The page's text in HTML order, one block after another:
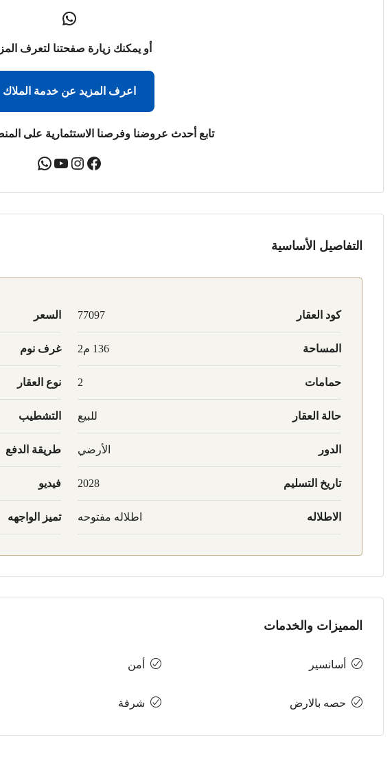
أو يمكنك زيارة صفحتنا لتعرف
اعرف المزيد عن خدمة الملاك
تابع أحدث عروضنا وفرصنا الاستثمارية على
التفاصيل الأساسية
كود العقار 77097 السعر
المساحة 136 م2 غرف نوم
حمامات 2 نوع العقار
حالة العقار للبيع التشطيب
الدور الأرضي طريقة الدفع
تاريخ التسليم 2028 فيديو
الاطلاله اطلاله مفتوحه تميز الواجهه
المميزات والخدمات
أسانسير أمن
حصه بالارض شرفة